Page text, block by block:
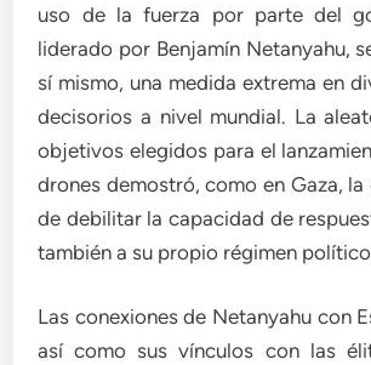
uso de la fuerza por parte del
liderado por Benjamín Netanyahu,
sí mismo, una medida extrema en
decisorios a nivel mundial. La
objetivos elegidos para el
drones demostró, como en Gaza,
de debilitar la capacidad de
también a su propio régimen
Las conexiones de Netanyahu con
así como sus vínculos con las